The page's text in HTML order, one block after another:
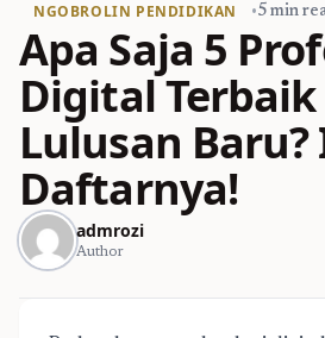
NGOBROLIN PENDIDIKAN •5 min
Apa Saja 5
Digital
Lulusan Baru?
Daftarnya!
admrozi
Author